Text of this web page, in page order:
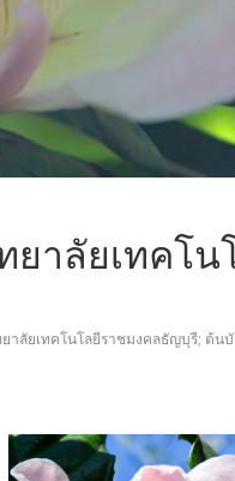
าลัยเทคโน
าลัยเทคโนโลยีราชมงคลธัญบุรี; ต้นบั